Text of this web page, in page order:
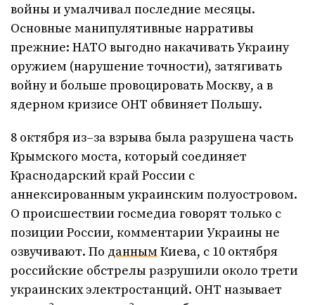
войны и умалчивал последние месяцы.
Основные манипулятивные нарративы
прежние: НАТО выгодно накачивать Украину
оружием (нарушение точности), затягивать
войну и больше провоцировать Москву, а в
ядерном кризисе ОНТ обвиняет Польшу.
8 октября из–за взрыва была разрушена часть
Крымского моста, который соединяет
Краснодарский край России с
аннексированным украинским полуостровом.
О происшествии госмедиа говорят только с
позиции России, комментарии Украины не
озвучивают. По данным Киева, с 10 октября
российские обстрелы разрушили около трети
украинских электростанций. ОНТ называет